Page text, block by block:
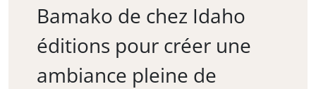
Bamako de chez Idaho
éditions pour créer une
ambiance pleine de